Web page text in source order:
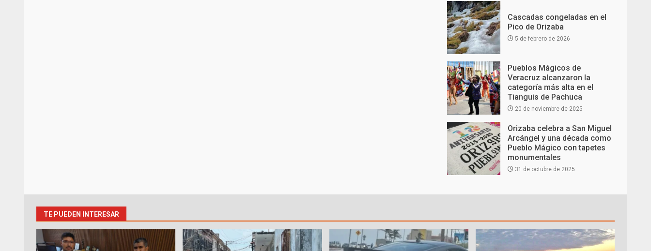
Cascadas congeladas en el
Pico de Orizaba
5 de febrero de 2026
Pueblos Mágicos de
Veracruz alcanzaron la
categoría más alta en el
Tianguis de Pachuca
20 de noviembre de 2025
Orizaba celebra a San Miguel
Arcángel y una década como
Pueblo Mágico con tapetes
monumentales
31 de octubre de 2025
TE PUEDEN INTERESAR